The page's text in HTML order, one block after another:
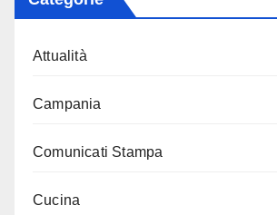
Attualità
Campania
Comunicati Stampa
Cucina